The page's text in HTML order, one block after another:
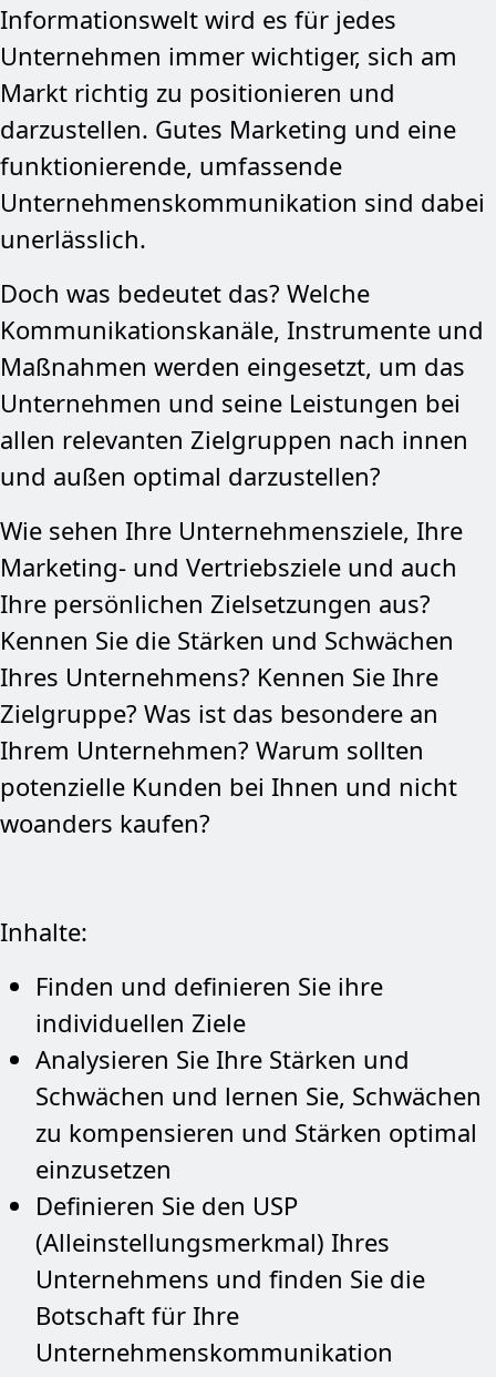
Informationswelt wird es für jedes
Unternehmen immer wichtiger, sich am
Markt richtig zu positionieren und
darzustellen. Gutes Marketing und eine
funktionier­ende, umfassende
Unternehmens­­­kommunikation sind dabei
unerlässlich.
Doch was bedeutet das? Welche
Kommunikation­skanäle, Instrumente und
Maßnahmen werden eingesetzt, um das
Unternehmen und seine Leist­ungen bei
allen relevanten Zielgruppen nach innen
und außen optimal darzustellen?
Wie sehen Ihre Unternehmensziele, Ihre
Marketing- und Vertriebsziele und auch
Ihre persönlichen Zielsetzungen aus?
Kennen Sie die Stärken und Schwächen
Ihres Unter­nehmens? Kennen Sie Ihre
Zielgruppe? Was ist das besondere an
Ihrem Unternehmen? Warum sollten
potenzielle Kunden bei Ihnen und nicht
woanders kaufen?
Inhalte:
Finden und definieren Sie ihre
individuellen Ziele
Analysieren Sie Ihre Stärken und
Schwächen und lernen Sie, Schwächen
zu kompensieren und Stärken optimal
einzusetzen
Definieren Sie den USP
(Alleinstellungsmerkmal) Ihres
Unternehmens und finden Sie die
Botschaft für Ihre
Unternehmenskommunikation